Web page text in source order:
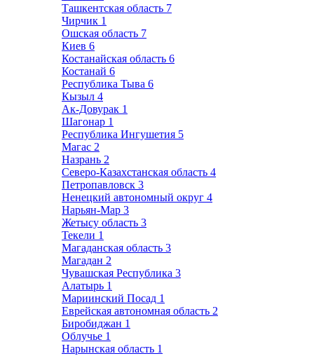
Ташкентская область 7
Чирчик 1
Ошская область 7
Киев 6
Костанайская область 6
Костанай 6
Республика Тыва 6
Кызыл 4
Ак-Довурак 1
Шагонар 1
Республика Ингушетия 5
Магас 2
Назрань 2
Северо-Казахстанская область 4
Петропавловск 3
Ненецкий автономный округ 4
Нарьян-Мар 3
Жетысу область 3
Текели 1
Магаданская область 3
Магадан 2
Чувашская Республика 3
Алатырь 1
Мариинский Посад 1
Еврейская автономная область 2
Биробиджан 1
Облучье 1
Нарынская область 1